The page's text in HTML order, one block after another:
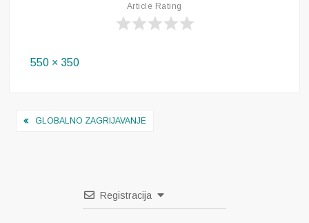
Article Rating
Full
550 × 350
Navigacija
GLOBALNO ZAGRIJAVANJE
Registracija